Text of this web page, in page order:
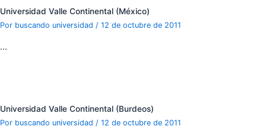
Universidad Valle Continental (México)
Por buscando universidad / 12 de octubre de 2011
…
Universidad Valle Continental (Burdeos)
Por buscando universidad / 12 de octubre de 2011